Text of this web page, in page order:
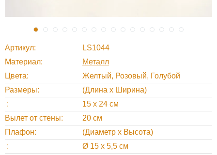
Артикул
LS1044
Материал
Металл
Цвета
Желтый, Розовый, Голубой
Размеры
(Длина х Ширина)
15 х 24 см
Вылет от стены
20 см
Плафон
(Диаметр х Высота)
Ø 15 х 5,5 см